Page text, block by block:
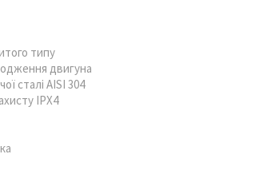
типу
двигуна
сталі AISI 304
IPX4